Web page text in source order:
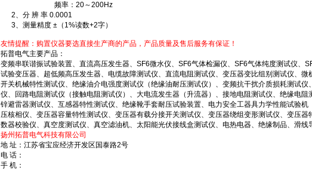
频率：20～200Hz
2、分 辨 率 0.0001
3、测量精度 ±（1%读数+2字）
友情提醒：购置仪器要选直接生产商的产品，产品质量及售后服务有保证！
拓普电气主要产品：
变频串联谐振试验装置、直流高压发生器、SF6微水仪、SF6气体检漏仪、SF6气体纯度测试仪、
试验变压器、超低频高压发生器、电缆故障测试仪、直流电阻测试仪、变压器变比组别测试仪、微
开关机械特性测试仪、绝缘油介电强度测试仪（绝缘油耐压测试仪）、变频抗干扰介质损耗测试仪
仪、回路电阻测试仪（接触电阻测试仪）、大电流发生器（升流器）、接地电阻测试仪、绝缘电阻
锌避雷器测试仪、互感器特性测试仪、绝缘靴手套耐压试验装置、电力安全工器具力学性能试验机
压核相仪、变压器容量特性测试仪、变压器有载分接开关测试仪、变压器绕组变形测试仪、变压器
数器校验仪、真空度测试仪、真空滤油机、太阳能光伏接线盒测试仪、电热电器、绝缘制品、滑线
扬州拓普电气科技有限公司
地 址：江苏省宝应经济开发区国泰路2号
电 话：
手 机：